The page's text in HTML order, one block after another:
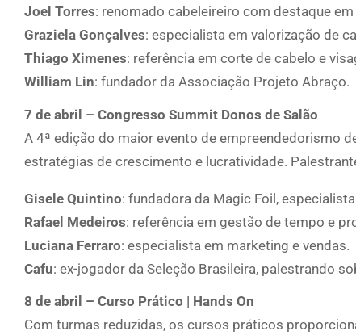
Joel Torres: renomado cabeleireiro com destaque
Graziela Gonçalves: especialista em valorização de
Thiago Ximenes: referência em corte de cabelo e
William Lin: fundador da Associação Projeto Abraço.
7 de abril – Congresso Summit Donos de Salão
A 4ª edição do maior evento de empreendedorismo
estratégias de crescimento e lucratividade.
Gisele Quintino: fundadora da Magic Foil,
Rafael Medeiros: referência em gestão de tempo e
Luciana Ferraro: especialista em marketing e vendas.
Cafu: ex-jogador da Seleção Brasileira, palestrando
8 de abril – Curso Prático | Hands On
Com turmas reduzidas, os cursos práticos